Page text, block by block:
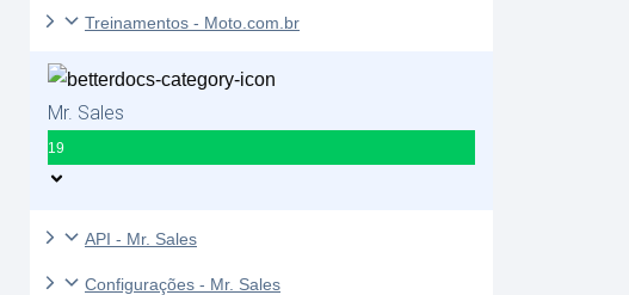
Treinamentos - Moto.com.br
Mr. Sales
19
API - Mr. Sales
Configurações - Mr. Sales